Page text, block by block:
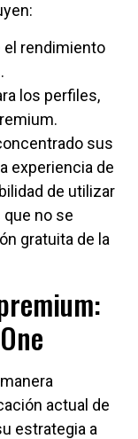
el rendimiento
los perfiles,
sus
experiencia de
de utilizar
no se
gratuita de la
actual de
estrategia a